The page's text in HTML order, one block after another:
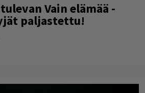
Vain elämää -
paljastettu!